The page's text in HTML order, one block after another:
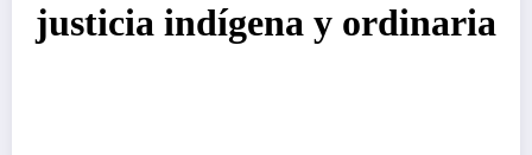
justicia indígena y ordinaria